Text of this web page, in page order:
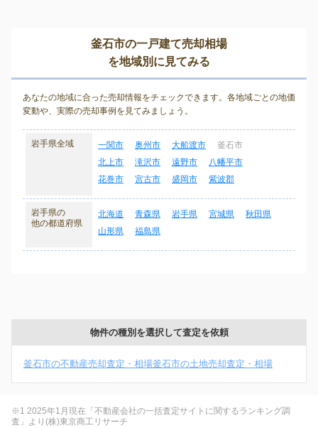
釜石市の一戸建て売却相場
を地域別に見てみる
あなたの地域に合った売却情報をチェックできます。各地域ごとの地価
変動や、実際の売却事例を見てみましょう。
岩手県全域 一関市 奥州市 大船渡市
釜石市
北上市
滝沢市 遠野市
八幡平市
花巻市
宮古市 盛岡市 紫波郡
岩手県の
他の都道府県
北海道 青森県 岩手県 宮城県
秋田県
山形県
福島県
物件の種別を選択して査定を依頼
釜石市の不動産売却査定・相場釜石市の土地売却査定・相場
※1 2025年1月現在「不動産会社の一括査定サイトに関するランキング調
査」より(株)東京商工リサーチ